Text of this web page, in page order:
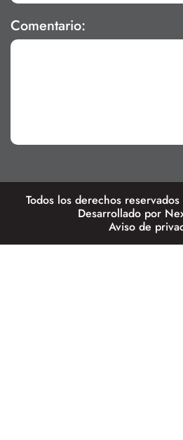
Comentario:
Todos los derechos reservados
Desarrollado por
Aviso de